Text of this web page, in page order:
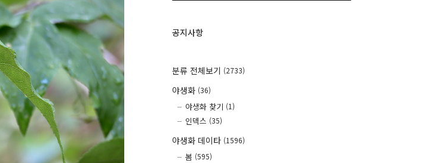
공지사항
분류 전체보기 (2733)
야생화 (36)
야생화 찾기 (1)
인덱스 (35)
야생화 데이타 (1596)
봄 (595)